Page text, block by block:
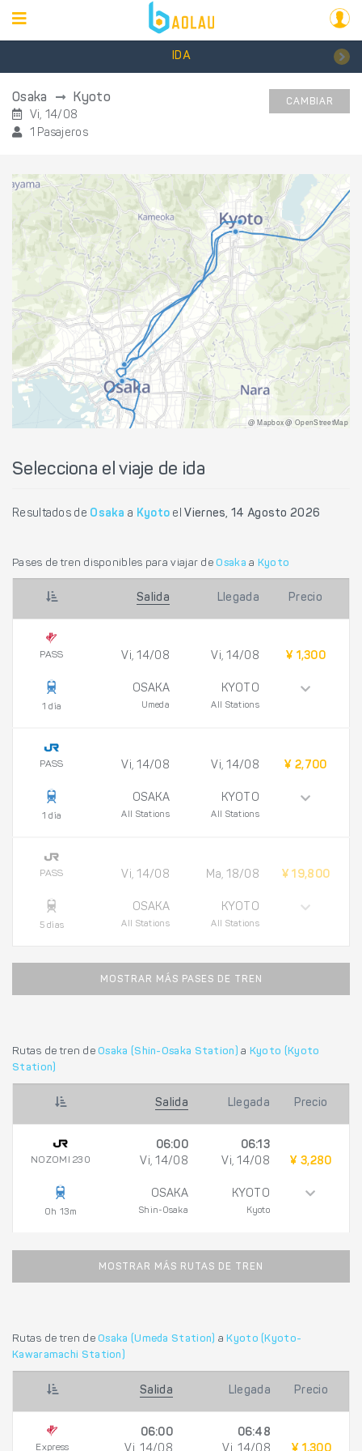
IDA
Osaka Kyoto
Vi, 14/08
1 Pasajeros
CAMBIAR
@ Mapbox @ OpenStreetMap
Selecciona el viaje de ida
Resultados de Osaka a Kyoto elViernes, 14 Agosto 2026
Pases de tren disponibles para viajar deOsaka a Kyoto
Salida Llegada Precio
PASS
1 día
Vi, 14/08
OSAKA
Umeda
Vi, 14/08
KYOTO
All Stations
¥ 1,300
PASS
1 día
Vi, 14/08
OSAKA
All Stations
Vi, 14/08
KYOTO
All Stations
¥ 2,700
PASS
5 días
Vi, 14/08
OSAKA
All Stations
Ma, 18/08
KYOTO
All Stations
¥ 19,800
MOSTRAR MÁS PASES DE TREN
Rutas de tren deOsaka (Shin-Osaka Station) a Kyoto (Kyoto
Station)
Salida Llegada Precio
NOZOMI 230
0h 13m
06:00
Vi, 14/08
OSAKA
Shin-Osaka
06:13
Vi, 14/08
KYOTO
Kyoto
¥ 3,280
MOSTRAR MÁS RUTAS DE TREN
Rutas de tren deOsaka (Umeda Station) a Kyoto (Kyoto-
Kawaramachi Station)
Salida Llegada Precio
Express
06:00
06:48